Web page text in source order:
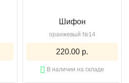
Шифон
оранжевый №14
220.00 р.
В наличии на складе